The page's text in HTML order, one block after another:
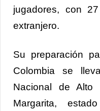
jugadores, con
extranjero.
Su preparación
Colombia se
Nacional de Alto
Margarita,